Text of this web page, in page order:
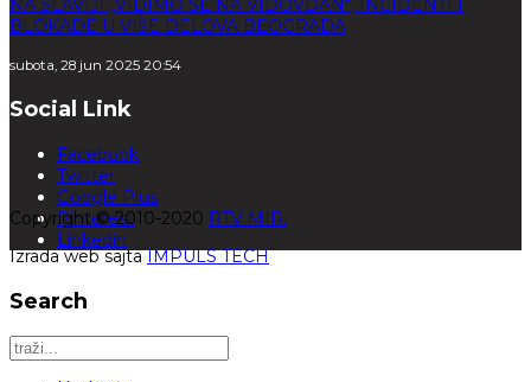
NA SLAVIJI „VIDIMO SE NA VIDOVDAN“, INCIDENTI I
BLOKADE U VIŠE DELOVA BEOGRADA
subota, 28 jun 2025 20:54
Social Link
Facebook
Twitter
Google Plus
Pinterest
Linkedin
Copyright © 2010-2020 RTV MIR.
Izrada web sajtaIMPULS TECH
Search